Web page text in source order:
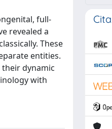
full-
revealed a
These
entities.
dynamic
with